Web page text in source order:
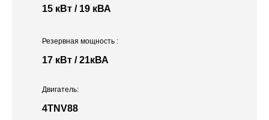
15 кВт / 19 кВА
Двигатель:
4TNV88
Резервная мощность :
17 кВт / 21кВА